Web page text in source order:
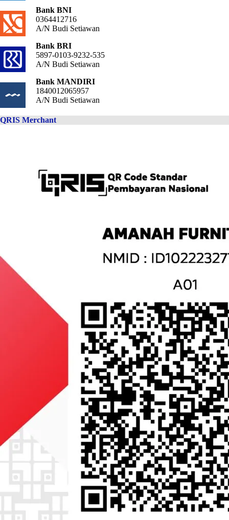
Bank BNI
0364412716
A/N Budi Setiawan
Bank BRI
5897-0103-9232-535
A/N Budi Setiawan
Bank MANDIRI
1840012065957
A/N Budi Setiawan
QRIS Merchant